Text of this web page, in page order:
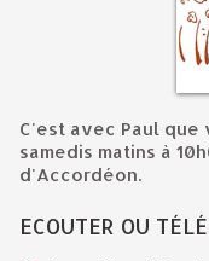
C'est avec Paul que vous avez rendez-vous tous les
samedis matins à
d'Accordéon.
ECOUTER OU